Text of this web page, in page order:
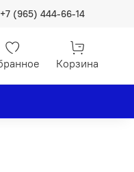
+7 (965) 444-66-14
Корзина